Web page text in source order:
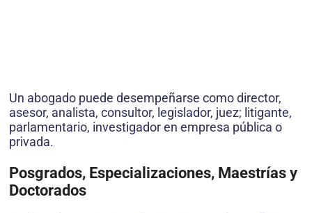
Un abogado puede desempeñarse como director,
asesor, analista, consultor, legislador, juez; litigante,
parlamentario, investigador en empresa pública o
privada.
Posgrados, Especializaciones, Maestrías y
Doctorados